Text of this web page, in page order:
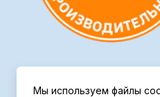
Мы используем файлы